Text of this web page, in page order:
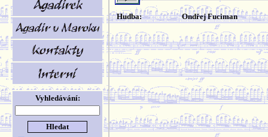
Vyhledávání:
Hudba: Ondřej Fuciman